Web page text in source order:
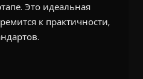
Это идеальная
к практичности,